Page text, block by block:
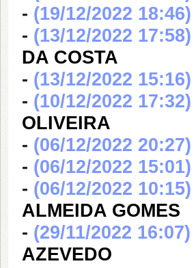
- (19/12/2022 18:46)
- (13/12/2022 17:58)
DA COSTA
- (13/12/2022 15:16)
- (10/12/2022 17:32)
OLIVEIRA
- (06/12/2022 20:27)
- (06/12/2022 15:01)
- (06/12/2022 10:15)
ALMEIDA GOMES
- (29/11/2022 16:07)
AZEVEDO